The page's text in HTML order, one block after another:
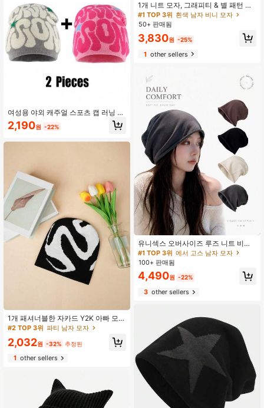
여성용 야외 캐주얼 스포츠 캡 러닝 라
이딩 하이킹용 하라주쿠 펑크 쿨 모자
부드럽고 따뜻한 패션 스컬리 비니
2,190원 -22%
1개 패셔너블한 자카드 Y2K 아빠 모
자, 유니섹스 스트리트웨어 비니 모자,
#2 TOP 3위 파티 남자 모자
2,032원 -32% 추정된
1other sellers
1개 니트 모자, 그래피티 & 별 패턴 패
션 다용도 비니, 가을/겨울 따듯한 니
트 캡, 유럽 & 미국 스타일
#1 TOP 3위 흰색 남자 비니 모자
50+ 판매됨
3,830원 -25%
1other sellers
유니섹스 오버사이즈 루즈 니트 비니,
미니멀리스트 솔리드 컬러 리브 니트
모자, 부드럽고 편안한, 루즈핏, 다용
도 캐주얼 스트리트 스타일, 야외 활동
및 일상 통근, 사계절 적합
#1 TOP 3위 에서 고스 남자 모자
100+ 판매됨
4,490원 -22%
3other sellers